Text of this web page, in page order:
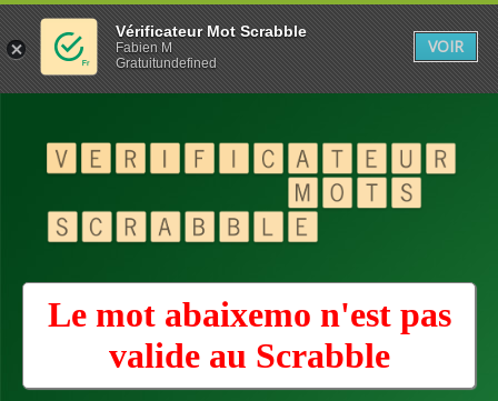
Le mot abaixemo n'est pas
valide au Scrabble
Vérificateur Mot Scrabble
Fabien M
Gratuitundefined
VOIR